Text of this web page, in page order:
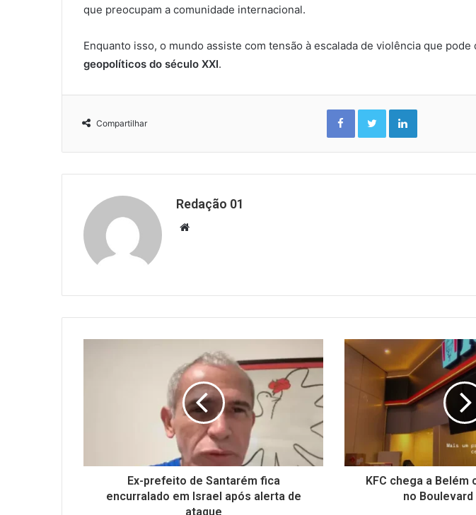
que preocupam a comunidade internacional.
Enquanto isso, o mundo assiste com tensão à escalada de violência que pode
geopolíticos do século XXI.
Compartilhar
FacebookTwitterLinkedin
Redação 01
Website
Ex-prefeito de Santarém fica
encurralado em Israel após alerta de
ataque
KFC chega a Belém
no Boulevard